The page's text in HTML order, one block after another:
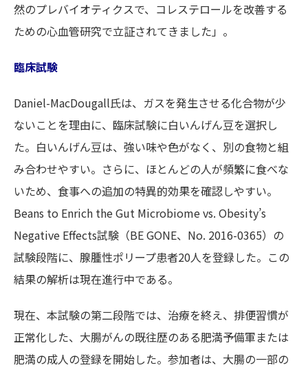
然のプレバイオティクスで、コレステロールを改善する
ための心血管研究で立証されてきました」。
臨床試験
Daniel-MacDougall氏は、ガスを発生させる化合物が少
ないことを理由に、臨床試験に白いんげん豆を選択し
た。白いんげん豆は、強い味や色がなく、別の食物と組
み合わせやすい。さらに、ほとんどの人が頻繁に食べな
いため、食事への追加の特異的効果を確認しやすい。
Beans to Enrich the Gut Microbiome vs. Obesity’s
Negative Effects試験（BE GONE、No. 2016-0365）の
試験段階に、腺腫性ポリープ患者20人を登録した。この
結果の解析は現在進行中である。
現在、本試験の第二段階では、治療を終え、排便習慣が
正常化した、大腸がんの既往歴のある肥満予備軍または
肥満の成人の登録を開始した。参加者は、大腸の一部の